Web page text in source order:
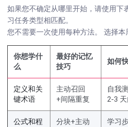
如果您不确定从哪里开始，请使用下
习任务类型相匹配。
您不需要一次使用每种方法。 选择本
你想学什
么
最好的记忆
技巧
如何
定义和关
键术语
主动召回
+间隔重复
自我
2-3
公式和程
分块+主动
学习